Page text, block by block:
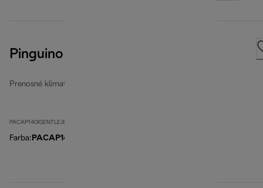
Pinguino GentleJet Inverter
Prenosné klimatizácie
PACAP140IGENTLEJET
Farba: PACAP140IGENTLEJET